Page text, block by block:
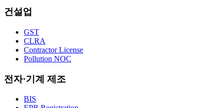
건설업
GST
CLRA
Contractor License
Pollution NOC
전자·기계 제조
BIS